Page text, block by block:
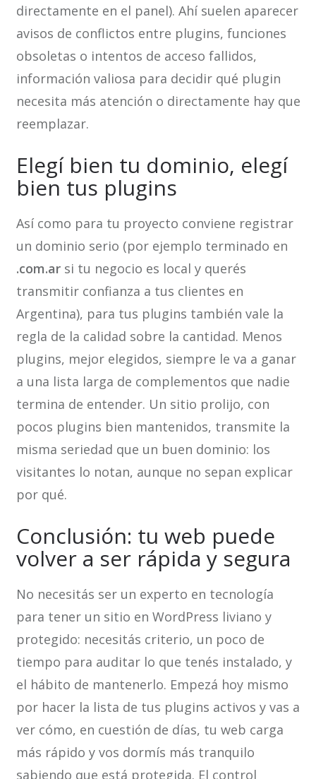
directamente en el panel). Ahí suelen aparecer
avisos de conflictos entre plugins, funciones
obsoletas o intentos de acceso fallidos,
información valiosa para decidir qué plugin
necesita más atención o directamente hay que
reemplazar.
Elegí bien tu dominio, elegí
bien tus plugins
Así como para tu proyecto conviene registrar
un dominio serio (por ejemplo terminado en
.com.arsi tu negocio es local y querés
transmitir confianza a tus clientes en
Argentina), para tus plugins también vale la
regla de la calidad sobre la cantidad. Menos
plugins, mejor elegidos, siempre le va a ganar
a una lista larga de complementos que nadie
termina de entender. Un sitio prolijo, con
pocos plugins bien mantenidos, transmite la
misma seriedad que un buen dominio: los
visitantes lo notan, aunque no sepan explicar
por qué.
Conclusión: tu web puede
volver a ser rápida y segura
No necesitás ser un experto en tecnología
para tener un sitio en WordPress liviano y
protegido: necesitás criterio, un poco de
tiempo para auditar lo que tenés instalado, y
el hábito de mantenerlo. Empezá hoy mismo
por hacer la lista de tus plugins activos y vas a
ver cómo, en cuestión de días, tu web carga
más rápido y vos dormís más tranquilo
sabiendo que está protegida. El control